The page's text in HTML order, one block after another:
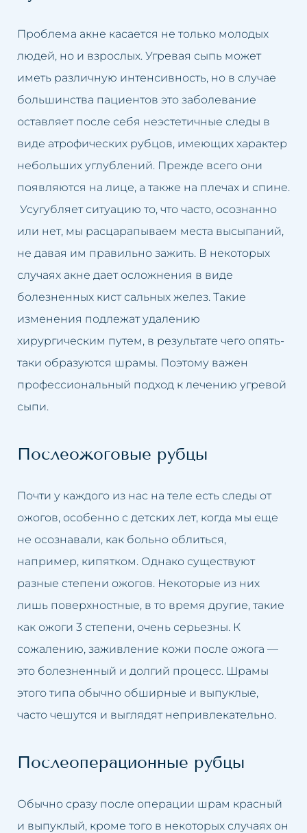
Проблема акне касается не только молодых
людей, но и взрослых. Угревая сыпь может
иметь различную интенсивность, но в случае
большинства пациентов это заболевание
оставляет после себя неэстетичные следы в
виде атрофических рубцов, имеющих характер
небольших углублений. Прежде всего они
появляются на лице, а также на плечах и спине.
Усугубляет ситуацию то, что часто, осознанно
или нет, мы расцарапываем места высыпаний,
не давая им правильно зажить. В некоторых
случаях акне дает осложнения в виде
болезненных кист сальных желез. Такие
изменения подлежат удалению
хирургическим путем, в результате чего опять-
таки образуются шрамы. Поэтому важен
профессиональный подход к лечению угревой
сыпи.
Послеожоговые рубцы
Почти у каждого из нас на теле есть следы от
ожогов, особенно с детских лет, когда мы еще
не осознавали, как больно облиться,
например, кипятком. Однако существуют
разные степени ожогов. Некоторые из них
лишь поверхностные, в то время другие, такие
как ожоги 3 степени, очень серьезны. К
сожалению, заживление кожи после ожога —
это болезненный и долгий процесс. Шрамы
этого типа обычно обширные и выпуклые,
часто чешутся и выглядят непривлекательно.
Послеоперационные рубцы
Обычно сразу после операции шрам красный
и выпуклый, кроме того в некоторых случаях он